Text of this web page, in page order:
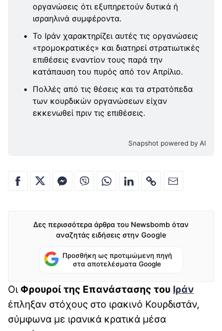
οργανώσεις ότι εξυπηρετούν δυτικά ή
ισραηλινά συμφέροντα.
Το Ιράν χαρακτηρίζει αυτές τις οργανώσεις
«τρομοκρατικές» και διατηρεί στρατιωτικές
επιθέσεις εναντίον τους παρά την
κατάπαυση του πυρός από τον Απρίλιο.
Πολλές από τις θέσεις και τα στρατόπεδα
των κουρδικών οργανώσεων είχαν
εκκενωθεί πριν τις επιθέσεις.
Snapshot powered by AI
Δες περισσότερα άρθρα του Newsbomb όταν
αναζητάς ειδήσεις στην Google
Προσθήκη ως προτιμώμενη πηγή
στα αποτελέσματα Google
Οι Φρουροί της Επανάστασης του Ιράν
έπληξαν στόχους στο ιρακινό Κουρδιστάν,
σύμφωνα με ιρανικά κρατικά μέσα